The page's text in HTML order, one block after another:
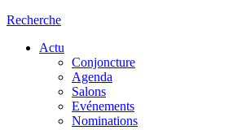
Recherche
Actu
Conjoncture
Agenda
Salons
Evénements
Nominations